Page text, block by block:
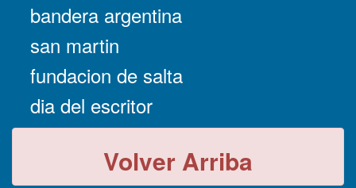
bandera argentina
san martin
fundacion de salta
dia del escritor
Volver Arriba